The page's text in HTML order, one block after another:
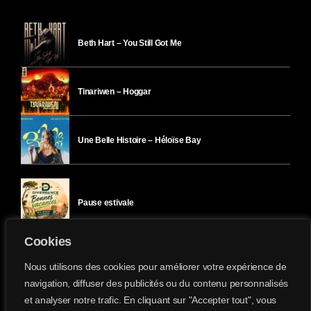
Cookies
Nous utilisons des cookies pour améliorer votre expérience de
navigation, diffuser des publicités ou du contenu personnalisés
et analyser notre trafic. En cliquant sur "Accepter tout", vous
Beth Hart – You Still Got Me
Tinariwen – Hoggar
Une Belle Histoire – Héloïse Bay
Pause estivale
Ici l’Ombre – mardi 28 juillet